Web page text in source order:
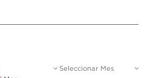
Seleccionar Mes